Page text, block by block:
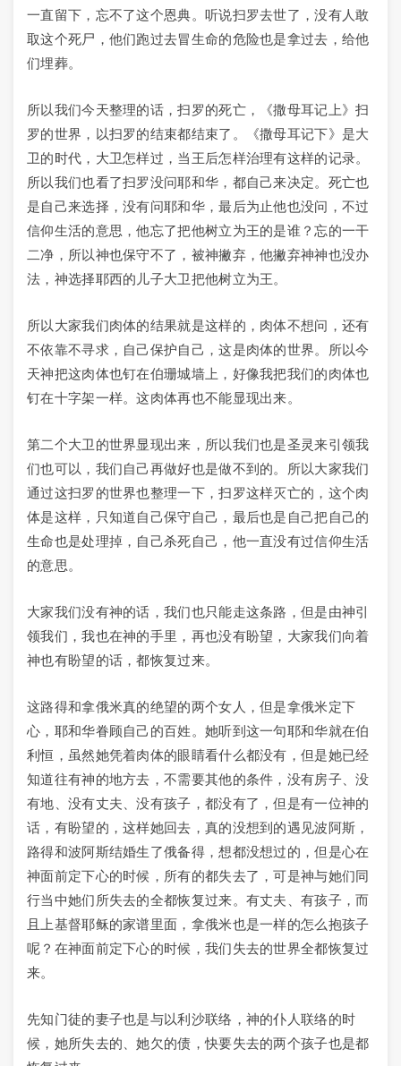
一直留下，忘不了这个恩典。听说扫罗去世了，没有人敢
取这个死尸，他们跑过去冒生命的危险也是拿过去，给他
们埋葬。
所以我们今天整理的话，扫罗的死亡，《撒母耳记上》扫
罗的世界，以扫罗的结束都结束了。《撒母耳记下》是大
卫的时代，大卫怎样过，当王后怎样治理有这样的记录。
所以我们也看了扫罗没问耶和华，都自己来决定。死亡也
是自己来选择，没有问耶和华，最后为止他也没问，不过
信仰生活的意思，他忘了把他树立为王的是谁？忘的一干
二净，所以神也保守不了，被神撇弃，他撇弃神神也没办
法，神选择耶西的儿子大卫把他树立为王。
所以大家我们肉体的结果就是这样的，肉体不想问，还有
不依靠不寻求，自己保护自己，这是肉体的世界。所以今
天神把这肉体也钉在伯珊城墙上，好像我把我们的肉体也
钉在十字架一样。这肉体再也不能显现出来。
第二个大卫的世界显现出来，所以我们也是圣灵来引领我
们也可以，我们自己再做好也是做不到的。所以大家我们
通过这扫罗的世界也整理一下，扫罗这样灭亡的，这个肉
体是这样，只知道自己保守自己，最后也是自己把自己的
生命也是处理掉，自己杀死自己，他一直没有过信仰生活
的意思。
大家我们没有神的话，我们也只能走这条路，但是由神引
领我们，我也在神的手里，再也没有盼望，大家我们向着
神也有盼望的话，都恢复过来。
这路得和拿俄米真的绝望的两个女人，但是拿俄米定下
心，耶和华眷顾自己的百姓。她听到这一句耶和华就在伯
利恒，虽然她凭着肉体的眼睛看什么都没有，但是她已经
知道往有神的地方去，不需要其他的条件，没有房子、没
有地、没有丈夫、没有孩子，都没有了，但是有一位神的
话，有盼望的，这样她回去，真的没想到的遇见波阿斯，
路得和波阿斯结婚生了俄备得，想都没想过的，但是心在
神面前定下心的时候，所有的都失去了，可是神与她们同
行当中她们所失去的全都恢复过来。有丈夫、有孩子，而
且上基督耶稣的家谱里面，拿俄米也是一样的怎么抱孩子
呢？在神面前定下心的时候，我们失去的世界全都恢复过
来。
先知门徒的妻子也是与以利沙联络，神的仆人联络的时
候，她所失去的、她欠的债，快要失去的两个孩子也是都